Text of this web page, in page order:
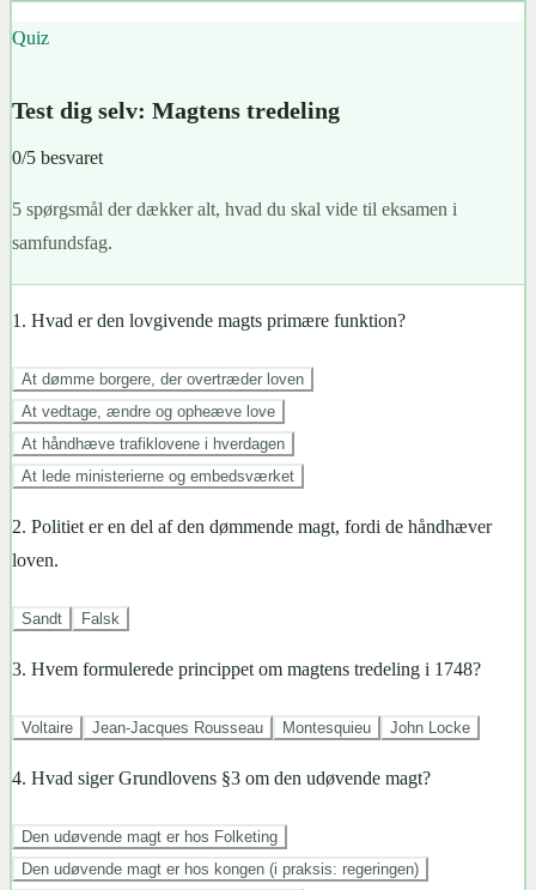
Quiz
Test dig selv: Magtens tredeling
0/5 besvaret
5 spørgsmål der dækker alt, hvad du skal vide til eksamen i
samfundsfag.
1 . Hvad er den lovgivende magts primære funktion?
At dømme borgere, der overtræder loven
At vedtage, ændre og opheæve love
At håndhæve trafiklovene i hverdagen
At lede ministerierne og embedsværket
2. Politiet er en del af den dømmende magt, fordi de håndhæver
loven.
Sandt Falsk
3. Hvem formulerede princippet om magtens tredeling i 1748?
Voltaire Jean-Jacques Rousseau Montesquieu John Locke
4. Hvad siger Grundlovens §3 om den udøvende magt?
Den udøvende magt er hos Folketing
Den udøvende magt er hos kongen (i praksis: regeringen)